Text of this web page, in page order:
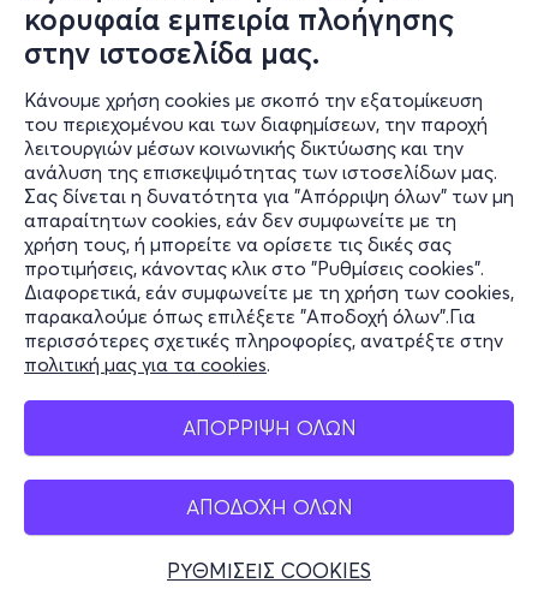
κορυφαία εμπειρία πλοήγησης
στην ιστοσελίδα μας.
Κάνουμε χρήση cookies με σκοπό την εξατομίκευση
του περιεχομένου και των διαφημίσεων, την παροχή
λειτουργιών μέσων κοινωνικής δικτύωσης και την
ανάλυση της επισκεψιμότητας των ιστοσελίδων μας.
Σας δίνεται η δυνατότητα για "Απόρριψη όλων" των μη
απαραίτητων cookies, εάν δεν συμφωνείτε με τη
χρήση τους, ή μπορείτε να ορίσετε τις δικές σας
προτιμήσεις, κάνοντας κλικ στο "Ρυθμίσεις cookies".
Διαφορετικά, εάν συμφωνείτε με τη χρήση των cookies,
παρακαλούμε όπως επιλέξετε "Αποδοχή όλων".Για
περισσότερες σχετικές πληροφορίες, ανατρέξτε στην
πολιτική μας για τα cookies.
ΑΠΟΡΡΙΨΗ ΟΛΩΝ
ΑΠΟΔΟΧΗ ΟΛΩΝ
ΡΥΘΜΙΣΕΙΣ COOKIES